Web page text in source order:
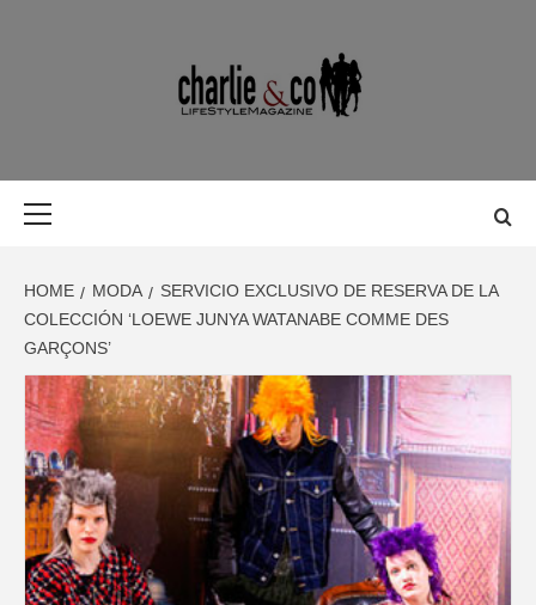
MAGAZINE
BELLEZA,
OCIO,
MOTOR,
DISEÑO…
MAGAZINE DE GASTRONOMÍA, BELLEZA, OCIO, VIAJES,
HOME MODA
SERVICIO EXCLUSIVO DE RESERVA DE LA
COLECCIÓN ‘LOEWE JUNYA WATANABE COMME DES
GARÇONS’